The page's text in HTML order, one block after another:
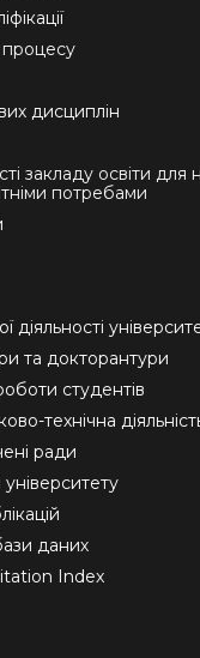
процесу
дисциплін
закладу освіти для
потребами
діяльності
та докторантури
студентів
технічна
ради
даних
Index